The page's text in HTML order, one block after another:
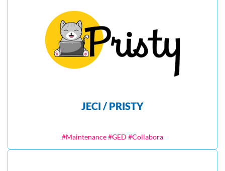
JECI / PRISTY
#Maintenance #GED #Collabora